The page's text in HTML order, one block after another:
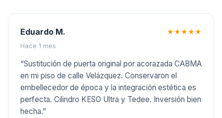
Eduardo M.
Hace 1 mes
★★★★★
“Sustitución de puerta original por acorazada CABMA
en mi piso de calle Velázquez. Conservaron el
embellecedor de época y la integración estética es
perfecta. Cilindro KESO Ultra y Tedee. Inversión bien
hecha.”